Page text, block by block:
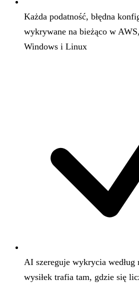
Każda podatność, błędna
wykrywane na bieżąco w
Windows i Linux
AI szereguje wykrycia
wysiłek trafia tam, gdzie się